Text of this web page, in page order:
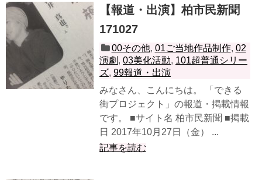
【報道・出演】柏市民新聞
171027
00その他, 01ご当地作品制作, 02
演劇 , 03美化活動, 101超普通シリー
ズ, 99報道・出演
みなさん、こんにちは。 「できる
街プロジェクト」の報道・掲載情報
です。 ■サイト名 柏市民新聞 ■掲載
日 2017年10月27日（金） ...
記事を読む